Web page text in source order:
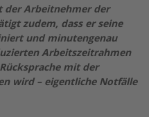
Arbeitnehmer der
zudem, dass er seine
und minutengenau
Arbeitszeitrahmen
mit der
wird – eigentliche Notfälle